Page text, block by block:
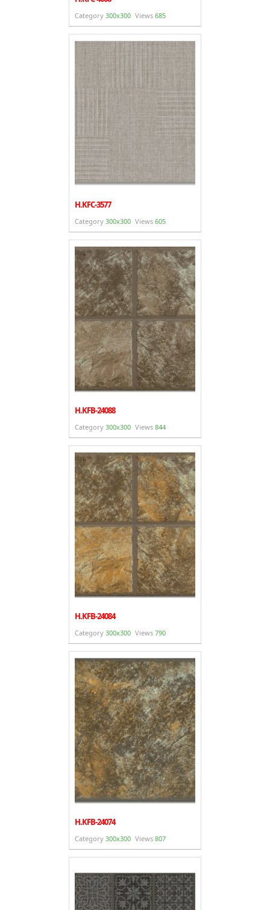
Category 300x300 Views 685
H.KFC-3577
Category 300x300 Views 605
H.KFB-24088
Category 300x300 Views 844
H.KFB-24084
Category 300x300 Views 790
H.KFB-24074
Category 300x300 Views 807